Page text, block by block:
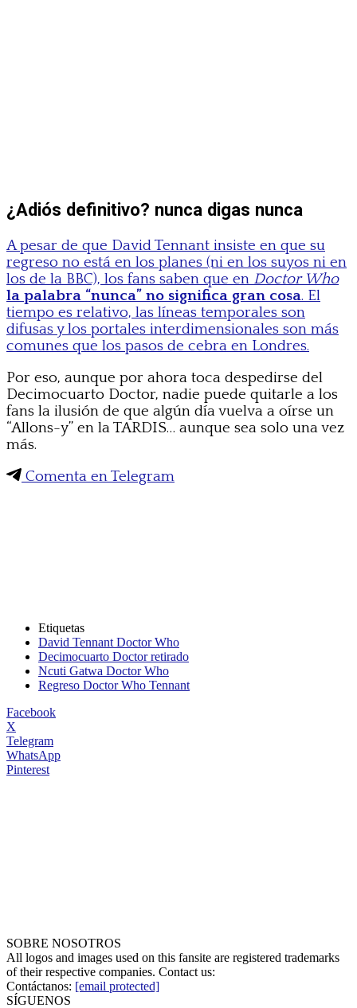
¿Adiós definitivo? nunca digas nunca
A pesar de que David Tennant insiste en que su
regreso no está en los planes (ni en los suyos ni en
los de la BBC), los fans saben que en Doctor Who
la palabra “nunca” no significa gran cosa. El
tiempo es relativo, las líneas temporales son
difusas y los portales interdimensionales son más
comunes que los pasos de cebra en Londres.
Por eso, aunque por ahora toca despedirse del
Decimocuarto Doctor, nadie puede quitarle a los
fans la ilusión de que algún día vuelva a oírse un
“Allons-y” en la TARDIS… aunque sea solo una vez
más.
Comenta en Telegram
Etiquetas
David Tennant Doctor Who
Decimocuarto Doctor retirado
Ncuti Gatwa Doctor Who
Regreso Doctor Who Tennant
Facebook
X
Telegram
WhatsApp
Pinterest
SOBRE NOSOTROS
All logos and images used on this fansite are registered trademarks
of their respective companies. Contact us:
Contáctanos: [email protected]
SÍGUENOS